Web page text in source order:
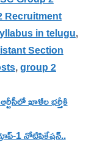
Recruitment
in telugu,
Section
,group 2
ఖాళీల భర్తీకి
1 నోటిఫికేషన్..